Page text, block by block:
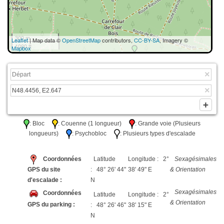
300 m
1000 ft
Leaflet| Map data ©OpenStreetMapcontributors, CC-BY-SA, Imagery ©
Mapbox
: Bloc : Couenne (1 longueur)
: Grande voie (Plusieurs
longueurs)
: Psychobloc : Plusieurs types d'escalade
Coordonnées
GPS du site
d'escalade :
Latitude
: 48° 26' 44"
N
Longitude : 2°
38' 49" E
Sexagésimales
& Orientation
Coordonnées
GPS du parking :
Latitude
: 48° 26' 46"
N
Longitude : 2°
38' 15" E
Sexagésimales
& Orientation